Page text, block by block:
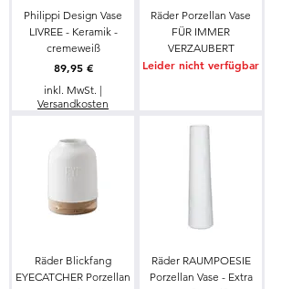
Philippi Design Vase
LIVREE - Keramik -
cremeweiß
Preis
89,95 €
inkl. MwSt. |
Versandkosten
Räder Porzellan Vase
FÜR IMMER
VERZAUBERT
Leider nicht verfügbar
Räder Blickfang
EYECATCHER Porzellan
Räder RAUMPOESIE
Porzellan Vase - Extra